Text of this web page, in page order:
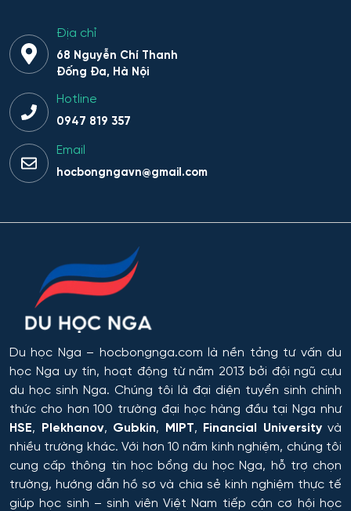
Địa chỉ
68 Nguyễn Chí Thanh
Đống Đa, Hà Nội
Hotline
0947 819 357
Email
hocbongngavn@gmail.com
Du học Nga – hocbongnga.com là nền tảng tư vấn du
học Nga uy tín, hoạt động từ năm 2013 bởi đội ngũ cựu
du học sinh Nga. Chúng tôi là đại diện tuyển sinh chính
thức cho hơn 100 trường đại học hàng đầu tại Nga như
HSE, Plekhanov, Gubkin, MIPT, Financial Universityvà
nhiều trường khác. Với hơn 10 năm kinh nghiệm, chúng tôi
cung cấp thông tin học bổng du học Nga, hỗ trợ chọn
trường, hướng dẫn hồ sơ và chia sẻ kinh nghiệm thực tế
giúp học sinh – sinh viên Việt Nam tiếp cận cơ hội học